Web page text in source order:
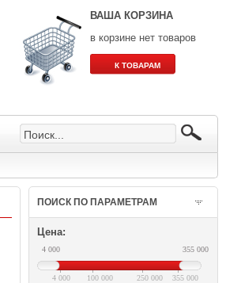
ВАША КОРЗИНА
в корзине нет товаров
ПОИСК ПО ПАРАМЕТРАМ
Цена:
4 000 355 000
4 000 355 000
100 000 250 000